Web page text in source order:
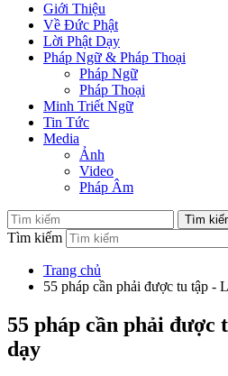
Giới Thiệu
Về Đức Phật
Lời Phật Dạy
Pháp Ngữ & Pháp Thoại
Pháp Ngữ
Pháp Thoại
Minh Triết Ngữ
Tin Tức
Media
Ảnh
Video
Pháp Âm
Tìm kiếm
Trang chủ
55 pháp cần phải được tu tập -
55 pháp cần phải được
dạy